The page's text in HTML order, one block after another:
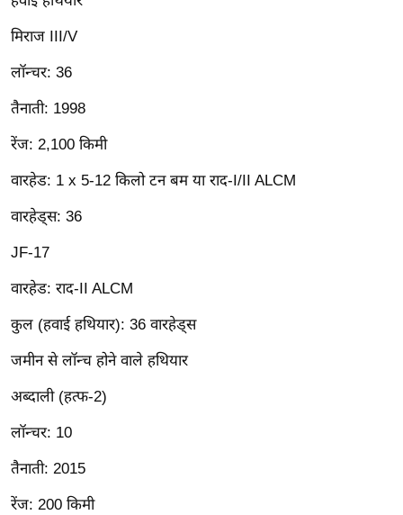
फै
श
घ
रे
नु
स्खे
र्य
ट
स्थ
ल
ट
ने
मं
त्रा
मिराज III/V
लॉन्चर: 36
तैनाती: 1998
रेंज: 2,100 किमी
वारहेड: 1 x 5-12 किलो टन बम या राद-I/II ALCM
वारहेड्स: 36
JF-17
वारहेड: राद-II ALCM
कुल (हवाई हथियार): 36 वारहेड्स
जमीन से लॉन्च होने वाले हथियार
अब्दाली (हत्फ-2)
लॉन्चर: 10
तैनाती: 2015
रेंज: 200 किमी